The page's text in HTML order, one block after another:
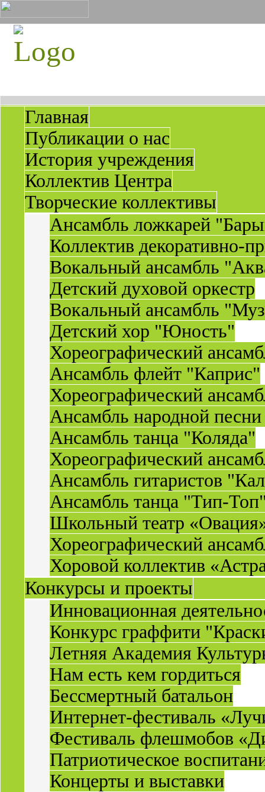
Главная
Публикации о нас
История учреждения
Коллектив Центра
Творческие коллективы
Ансамбль ложкарей
Коллектив декоративно-
Вокальный ансамбль
Детский духовой оркестр
Вокальный ансамбль
Детский хор "Юность"
Хореографический
Ансамбль флейт "Каприс"
Хореографический
Ансамбль народной
Ансамбль танца "Коляда"
Хореографический
Ансамбль гитаристов
Ансамбль танца "Тип-
Школьный театр
Хореографический
Хоровой коллектив
Конкурсы и проекты
Инновационная
Конкурс граффити
Летняя Академия
Нам есть кем гордиться
Бессмертный батальон
Интернет-фестиваль
Фестиваль флешмобов
Патриотическое
Концерты и выставки